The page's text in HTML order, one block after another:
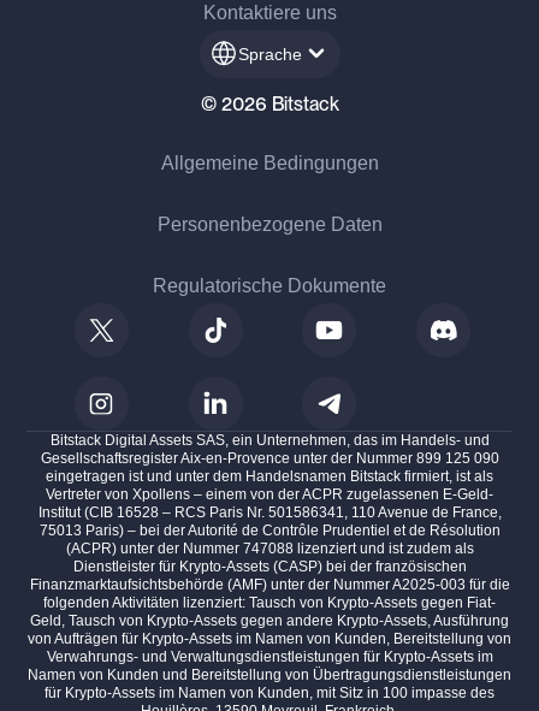
Kontaktiere uns
Sprache
© 2026 Bitstack
Allgemeine Bedingungen
Personenbezogene Daten
Regulatorische Dokumente
Bitstack Digital Assets SAS, ein Unternehmen, das im Handels- und
Gesellschaftsregister Aix-en-Provence unter der Nummer 899 125 090
eingetragen ist und unter dem Handelsnamen Bitstack firmiert, ist als
Vertreter von Xpollens – einem von der ACPR zugelassenen E-Geld-
Institut (CIB 16528 – RCS Paris Nr. 501586341, 110 Avenue de France,
75013 Paris) – bei der Autorité de Contrôle Prudentiel et de Résolution
(ACPR) unter der Nummer 747088 lizenziert und ist zudem als
Dienstleister für Krypto-Assets (CASP) bei der französischen
Finanzmarktaufsichtsbehörde (AMF) unter der Nummer A2025-003 für die
folgenden Aktivitäten lizenziert: Tausch von Krypto-Assets gegen Fiat-
Geld, Tausch von Krypto-Assets gegen andere Krypto-Assets, Ausführung
von Aufträgen für Krypto-Assets im Namen von Kunden, Bereitstellung von
Verwahrungs- und Verwaltungsdienstleistungen für Krypto-Assets im
Namen von Kunden und Bereitstellung von Übertragungsdienstleistungen
für Krypto-Assets im Namen von Kunden, mit Sitz in 100 impasse des